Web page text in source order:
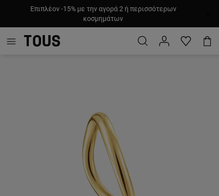
Επιπλέον -15% με την αγορά 2 ή περισσότερων
κοσμημάτων